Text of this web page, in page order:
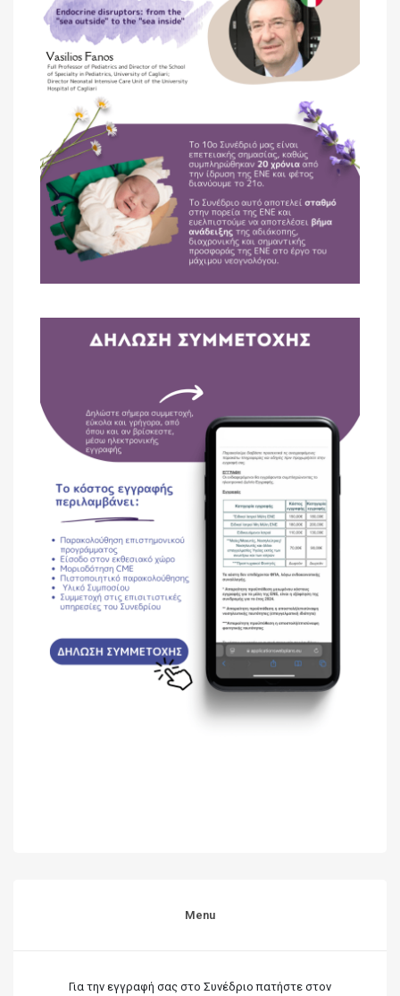
Menu
Για την εγγραφή σας στο Συνέδριο πατήστε στον